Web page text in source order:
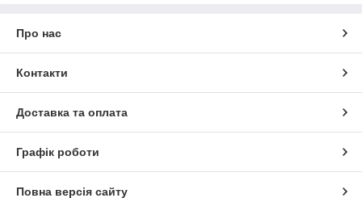
Про нас
Контакти
Доставка та оплата
Графік роботи
Повна версія сайту